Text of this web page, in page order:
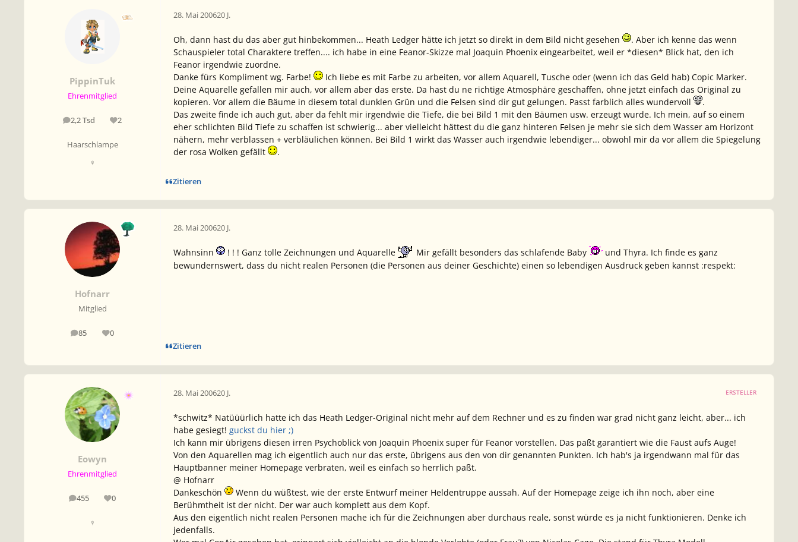
PippinTuk
Ehrenmitglied
2,2 Tsd
Beiträge 2
Reputation
Haarschlampe
♀
28. Mai 200620 J.
Oh, dann hast du das aber gut hinbekommen... Heath Ledger hätte ich jetzt so direkt in dem Bild nicht gesehen
. Aber ich kenne das wenn
Schauspieler total Charaktere treffen.... ich habe in eine Feanor-Skizze mal Joaquin Phoenix eingearbeitet, weil er *diesen* Blick hat, den ich
Feanor irgendwie zuordne.
Danke fürs Kompliment wg. Farbe!
Ich liebe es mit Farbe zu arbeiten, vor allem Aquarell, Tusche oder (wenn ich das Geld hab) Copic Marker.
Deine Aquarelle gefallen mir auch, vor allem aber das erste. Da hast du ne richtige Atmosphäre geschaffen, ohne jetzt einfach das Original zu
kopieren. Vor allem die Bäume in diesem total dunklen Grün und die Felsen sind dir gut gelungen. Passt farblich alles wundervoll
.
Das zweite finde ich auch gut, aber da fehlt mir irgendwie die Tiefe, die bei Bild 1 mit den Bäumen usw. erzeugt wurde. Ich mein, auf so einem
eher schlichten Bild Tiefe zu schaffen ist schwierig... aber vielleicht hättest du die ganz hinteren Felsen je mehr sie sich dem Wasser am Horizont
nähern, mehr verblassen + verbläulichen können. Bei Bild 1 wirkt das Wasser auch irgendwie lebendiger... obwohl mir da vor allem die Spiegelung
der rosa Wolken gefällt
.
Zitieren
Hofnarr
Mitglied
85
Beiträge 0
Reputation
28. Mai 200620 J.
Wahnsinn ! ! ! Ganz tolle Zeichnungen und Aquarelle Mir gefällt besonders das schlafende Baby
und Thyra. Ich finde es ganz
bewundernswert, dass du nicht realen Personen (die Personen aus deiner Geschichte) einen so lebendigen Ausdruck geben kannst :respekt:
Zitieren
Eowyn
Ehrenmitglied
455
Beiträge 0
Reputation
♀
28. Mai 200620 J. ERSTELLER
*schwitz* Natüüürlich hatte ich das Heath Ledger-Original nicht mehr auf dem Rechner und es zu finden war grad nicht ganz leicht, aber... ich
habe gesiegt! guckst du hier ;)
Ich kann mir übrigens diesen irren Psychoblick von Joaquin Phoenix super für Feanor vorstellen. Das paßt garantiert wie die Faust aufs Auge!
Von den Aquarellen mag ich eigentlich auch nur das erste, übrigens aus den von dir genannten Punkten. Ich hab's ja irgendwann mal für das
Hauptbanner meiner Homepage verbraten, weil es einfach so herrlich paßt.
@ Hofnarr
Dankeschön
Wenn du wüßtest, wie der erste Entwurf meiner Heldentruppe aussah. Auf der Homepage zeige ich ihn noch, aber eine
Berühmtheit ist der nicht. Der war auch komplett aus dem Kopf.
Aus den eigentlich nicht realen Personen mache ich für die Zeichnungen aber durchaus reale, sonst würde es ja nicht funktionieren. Denke ich
jedenfalls.